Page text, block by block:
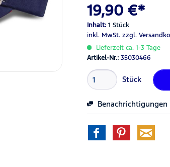
19,90 €*
Inhalt:1 Stück
inkl. MwSt.zzgl.
Lieferzeit ca. 1-3 Tage
Artikel-Nr.:35030466
Stück
Benachrichtigungen